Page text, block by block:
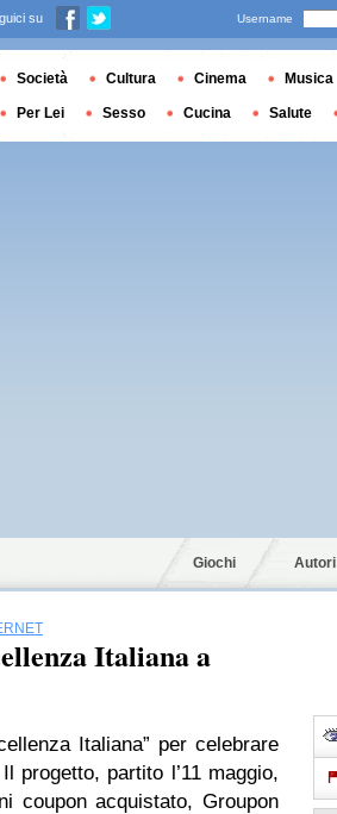
Giochi Autori
Italiana a
Italiana” per celebrare
progetto, partito l’11 maggio,
coupon acquistato, Groupon
su Username
Società Cultura Cinema Musica
Per Lei Sesso Cucina Salute